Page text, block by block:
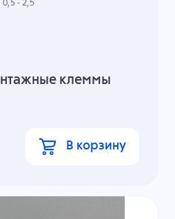
клеммы
- 2,5
В корзину